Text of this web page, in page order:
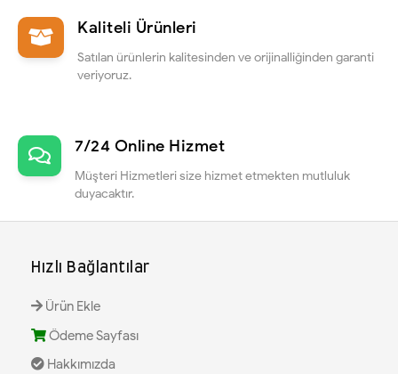
Kaliteli Ürünleri
Satılan ürünlerin kalitesinden ve orijinalliğinden garanti
veriyoruz.
7/24 Online Hizmet
Müşteri Hizmetleri size hizmet etmekten mutluluk
duyacaktır.
Hızlı Bağlantılar
Ürün Ekle
Ödeme Sayfası
Hakkımızda